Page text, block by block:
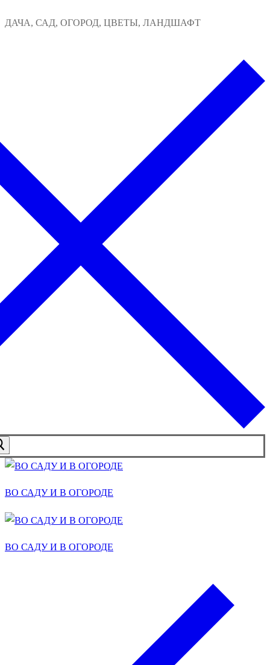
к
ДАЧА, САД, ОГОРОД, ЦВЕТЫ, ЛАНДШАФТ
ВО САДУ И В ОГОРОДЕ
ВО САДУ И В ОГОРОДЕ